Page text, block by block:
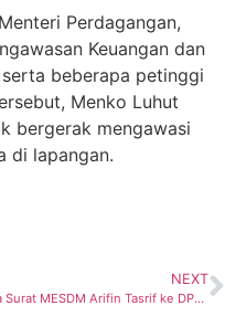
Perdagangan,
Keuangan dan
serta beberapa petinggi
Menko Luhut
bergerak mengawasi
di lapangan.
NEXT
Ada Surat MESDM Arifin Tasrif ke DPR Usulkan Perubahan Wilayah Pertambangan